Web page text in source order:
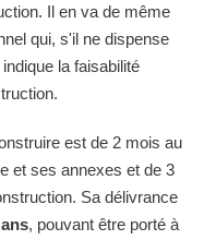
Il en va de même
qui, s'il ne dispense
la faisabilité
est de 2 mois au
et ses annexes et de 3
Sa délivrance
, pouvant être porté à